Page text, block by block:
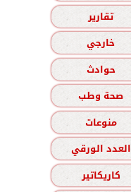
تقارير
خارجي
حوادث
صحة وطب
منوعات
العدد الورقي
كاريكاتير